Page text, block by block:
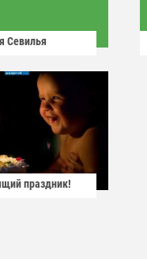
Севилья
праздник!